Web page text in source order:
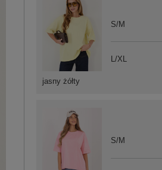
S/M
jasny żółty
S/M
L/XL